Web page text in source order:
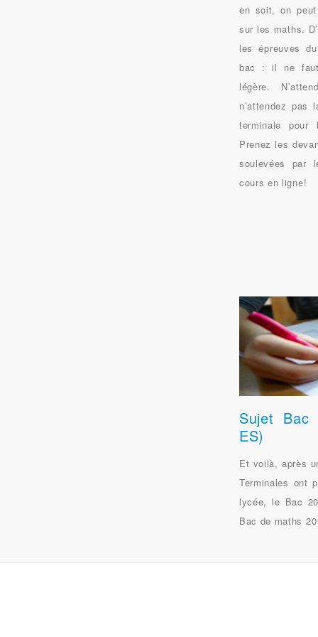
en soit, on peut
sur les maths.
les épreuves
bac : il ne
légère.
n’attendez pas
terminale
Prenez les
soulevées par
cours en ligne!
Sujet
ES)
Et voilà, après
Terminales ont
lycée, le Bac
Bac de maths